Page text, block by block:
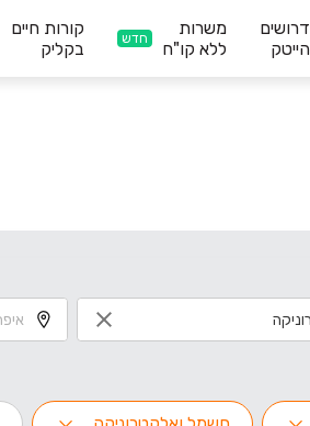
דרושים
הייטק
משרות
ללא קו"ח
חדש
קורות חיים
בקליק